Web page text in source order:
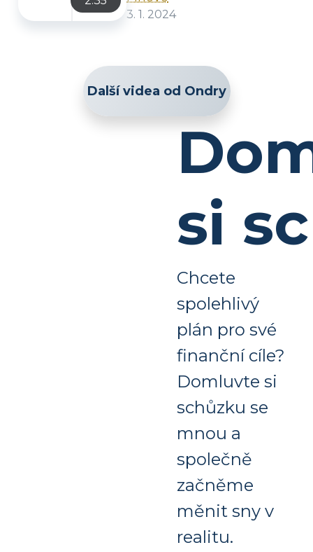
3. 1. 2024
Další videa od Ondry
si
Chcete
spolehlivý
plán pro své
finanční cíle?
Domluvte si
schůzku se
mnou a
společně
začněme
měnit sny v
realitu.